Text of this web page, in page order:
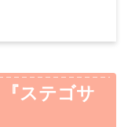
『ステゴサ